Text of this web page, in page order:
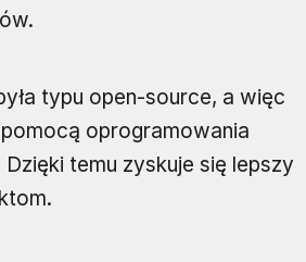
typu open-source, a więc
oprogramowania
temu zyskuje się lepszy